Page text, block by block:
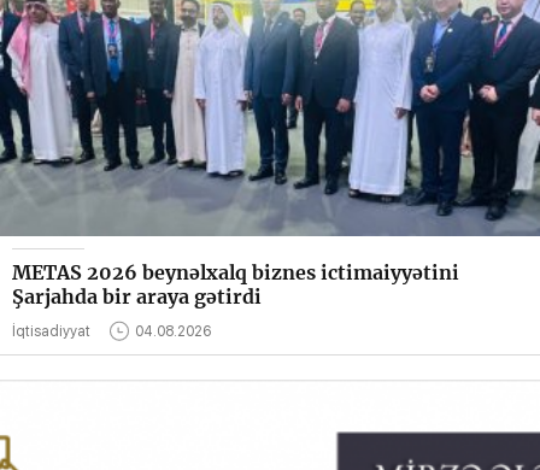
METAS 2026 beynəlxalq biznes ictimaiyyətini
Şarjahda bir araya gətirdi
İqtisadiyyat 04.08.2026